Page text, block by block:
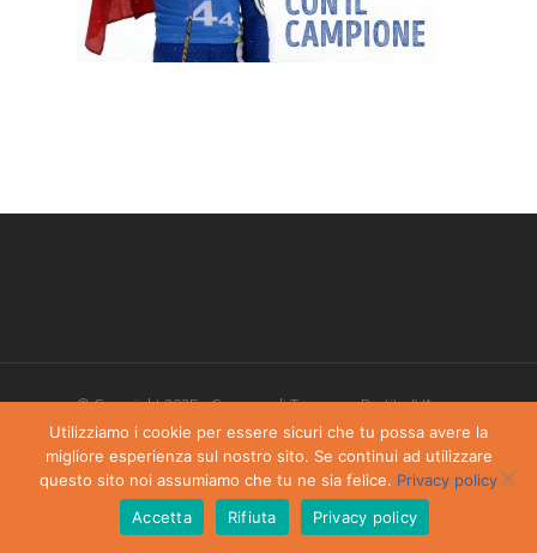
© Copyright 2025 - Comune di Torgnon - Partita IVA:
00405970070
Privacy Policy-Dichiarazione di accessibilità
Utilizziamo i cookie per essere sicuri che tu possa avere la
migliore esperienza sul nostro sito. Se continui ad utilizzare
questo sito noi assumiamo che tu ne sia felice. Privacy policy
Accetta
Rifiuta Privacy policy